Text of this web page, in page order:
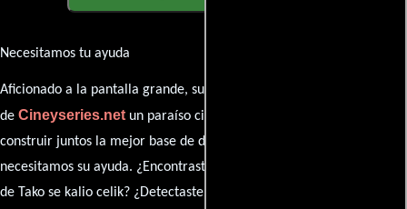
Necesitamos tu ayuda
Aficionado a la pantalla grande, su participación es clave para hacer
de Cineyseries.netun paraíso cinéfilo completo. Queremos
construir juntos la mejor base de datos cinematográfica, pero
necesitamos su ayuda. ¿Encontraste algún dato faltante en la ficha
de Tako se kalio celik? ¿Detectaste algún error en la sinopsis o el